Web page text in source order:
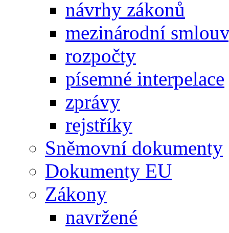
návrhy zákonů
mezinárodní
rozpočty
písemné interpelace
zprávy
rejstříky
Sněmovní dokumenty
Dokumenty EU
Zákony
navržené